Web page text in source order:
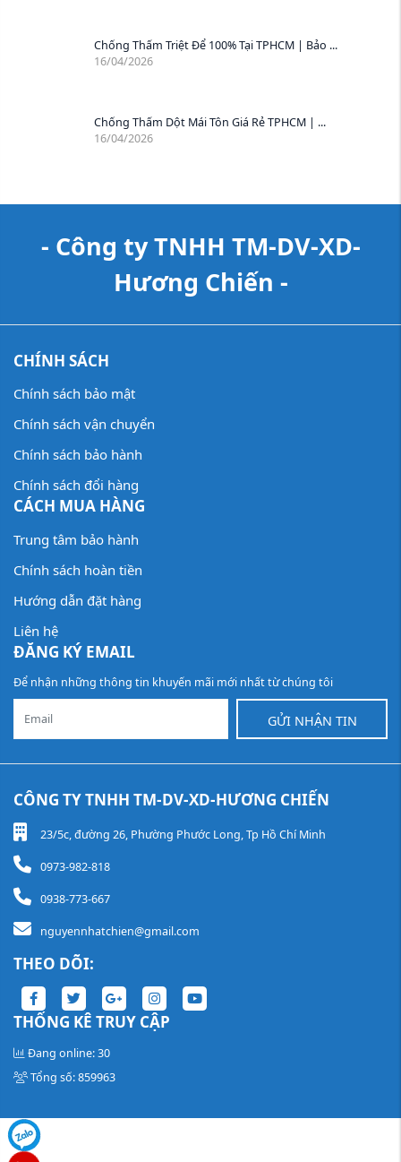
Chống Thấm Triệt Để 100% Tại TPHCM | Bảo ...
16/04/2026
Chống Thấm Dột Mái Tôn Giá Rẻ TPHCM | ...
16/04/2026
- Công ty TNHH TM-DV-XD-
Hương Chiến -
CHÍNH SÁCH
Chính sách bảo mật
Chính sách vận chuyển
Chính sách bảo hành
Chính sách đổi hàng
CÁCH MUA HÀNG
Trung tâm bảo hành
Chính sách hoàn tiền
Hướng dẫn đặt hàng
Liên hệ
ĐĂNG KÝ EMAIL
Để nhận những thông tin khuyến mãi mới nhất từ chúng tôi
GỬI NHẬN TIN
CÔNG TY TNHH TM-DV-XD-HƯƠNG CHIẾN
23/5c, đường 26, Phường Phước Long, Tp Hồ Chí Minh
0973-982-818
0938-773-667
nguyennhatchien@gmail.com
THEO DÕI:
THỐNG KÊ TRUY CẬP
Đang online: 30
Tổng số: 859963